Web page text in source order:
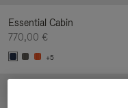
Essential Cabin
770,00 €
+5